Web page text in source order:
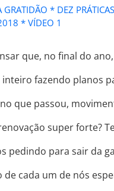
GRATIDÃO * DEZ PRÁTICAS
* VÍDEO 1
que, no final do
fazendo planos
que passou,
super forte?
pedindo para sair da
de cada um de nós